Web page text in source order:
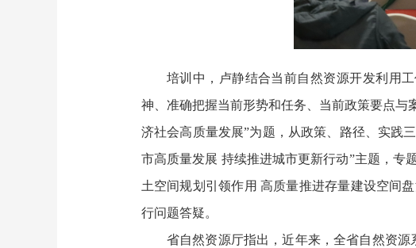
培训中，卢静结合当前自然资源开发利用
神、准确把握当前形势和任务、当前政策要点
济社会高质量发展”为题，从政策、路径、实践
市高质量发展 持续推进城市更新行动”主题，专
土空间规划引领作用 高质量推进存量建设空间
行问题答疑。
省自然资源厅指出，近年来，全省自然资